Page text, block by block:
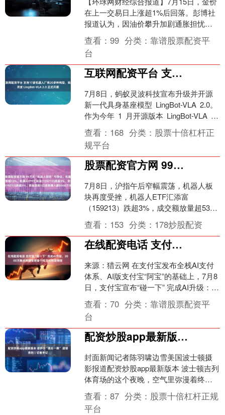
在上一交易日上涨超1%后回落。彭博社
报道认为，因油价攀升加剧通胀担忧，
且市场对利率前景存在不确定性，对金
价构成压力。截至发....
查看：99 分类：靠谱股票配资平
台
互联网配资平台 支持17家机器人厂商20多种构型，蚂蚁灵波 LingBot-VLA 2.0 正式开源
7月8日，蚂蚁灵波科技宣布升级并开源
新一代具身基座模型 LingBot-VLA 2.0。
作为今年 1 月开源版本 LingBot-VLA
1.0 的全面升级互联....
查看： 168 分类： 股票十倍杠杆正
规平台
股票配资官方网 99万元“机器人伴侣”引争议，机器人板块重挫，绿的谐波跌超13%，机器人ETF汇添富(159213)跌超3%，资金连续5日逆势涌入超6000万元！
7月8日，沪指午后窄幅震荡，机器人板
块再度受挫，机器人ETF汇添富
（159213）跌超3%，成交额放量超5300
万元，盘中再度吸金，资金此前已连续4
日涌入超59....
查看： 153 分类： 178炒股配资
在线配资电话 支付宝“碰一下”完成AI升级，3000万触点构建全球首个线下AI经营网络
来源：猎云网 在支付宝发布全栈AI支付
体系、AI版支付宝“阿宝”的基础上，7月8
日，支付宝宣布“碰一下” 完成AI升级：百
万级商家侧碰一下设备整体升级为“碰设
备....
查看：70 分类：靠谱股票配资平
台
配资炒股app最新版本 诺伊尔“最后一舞” 遗憾告别｜记者手记
封面新闻记者陈羽啸边雪美国波士顿摄
影报道配资炒股app最新版本 波士顿吉列
体育场的这个夜晚，空气里弥漫着终结
的味道。 当加时赛走完最后一秒，120分
钟的鏖战定格....
查看：87 分类： 股票十倍杠杆正规
平台